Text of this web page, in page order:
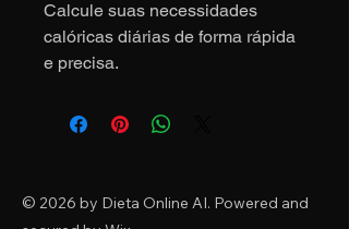
Calcule suas necessidades
calóricas diárias de forma rápida
e precisa.
© 2026 by Dieta Online AI. Powered and